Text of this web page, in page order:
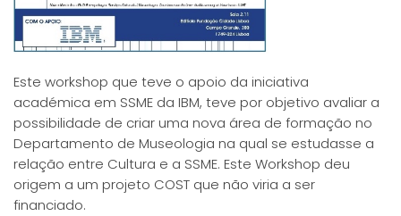
Este workshop que teve o apoio da iniciativa
académica em SSME da IBM, teve por objetivo avaliar a
possibilidade de criar uma nova área de formação no
Departamento de Museologia na qual se estudasse a
relação entre Cultura e a SSME. Este Workshop deu
origem a um projeto COST que não viria a ser
financiado.